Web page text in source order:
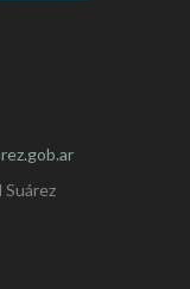
Suárez